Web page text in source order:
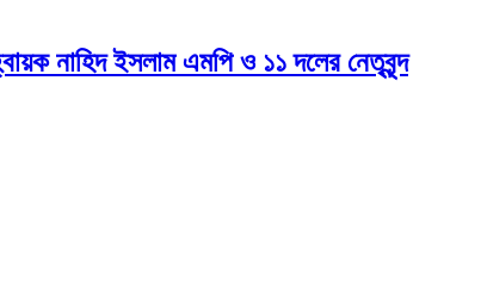
নাহিদ ইসলাম এমপি ও ১১ দলের নেতৃবৃন্দ